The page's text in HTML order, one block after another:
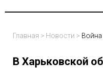
Главная > Новости > Война
В Харьковской